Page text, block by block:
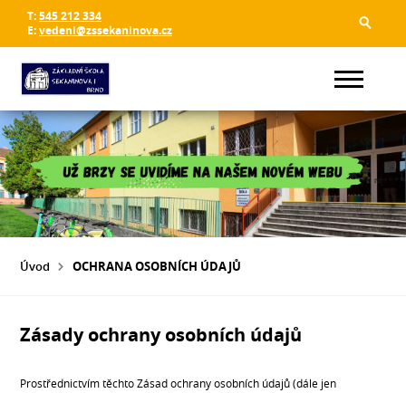
T:545 212 334
E:vedeni@zssekaninova.cz
Úvod OCHRANA OSOBNÍCH ÚDAJŮ
Zásady ochrany osobních údajů
Prostřednictvím těchto Zásad ochrany osobních údajů (dále jen